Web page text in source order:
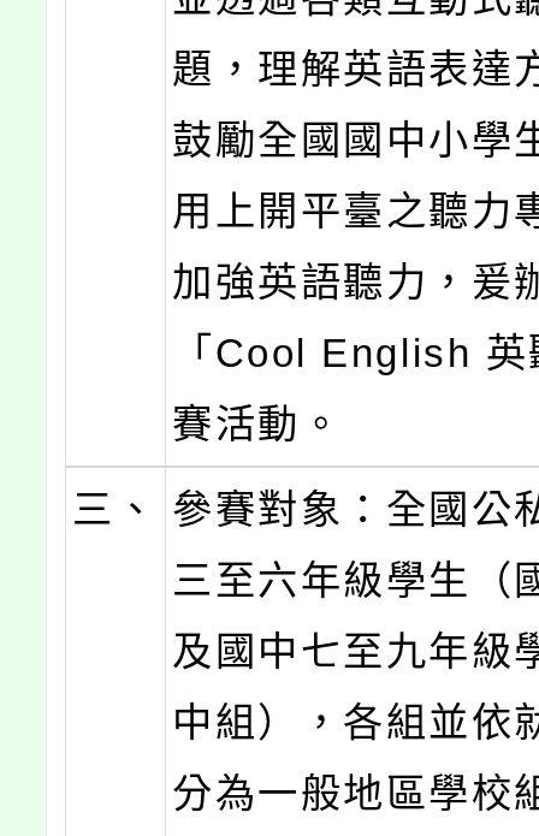
題，理解英語表達
鼓勵全國國中小學
用上開平臺之聽力
加強英語聽力，爰
「Cool English
賽活動。
三、
參賽對象：全國公
三至六年級學生（
及國中七至九年級
中組），各組並依
分為一般地區學校